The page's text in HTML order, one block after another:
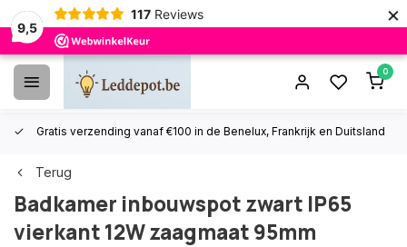
9,5
117 Reviews ×
0
Gratis verzending vanaf €100 in de Benelux, Frankrijk en Duitsland
Terug
Badkamer inbouwspot zwart IP65
vierkant 12W zaagmaat 95mm